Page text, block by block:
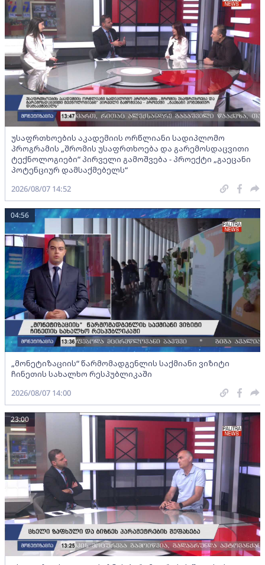
უსაფრთხოების აკადემიის ორწლიანი სადიპლომო
პროგრამის „შრომის უსაფრთხოება და გარემოსდაცვითი
ტექნოლოგიები“ პირველი გამოშვება - პროექტი „გაეცანი
პოტენციურ დამსაქმებელს“
2026/08/07 14:52
„მონეტიზაციის“ წარმომადგენლის საქმიანი ვიზიტი
ჩინეთის სახალხო რესპუბლიკაში
04:56
2026/08/07 14:00
23:00